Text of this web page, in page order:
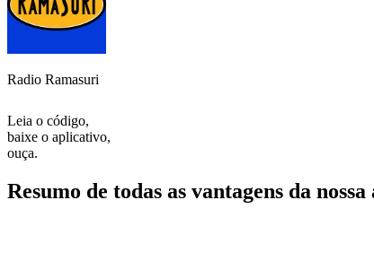
Radio Ramasuri
Leia o código,
baixe o aplicativo,
ouça.
Resumo de todas as vantagens da